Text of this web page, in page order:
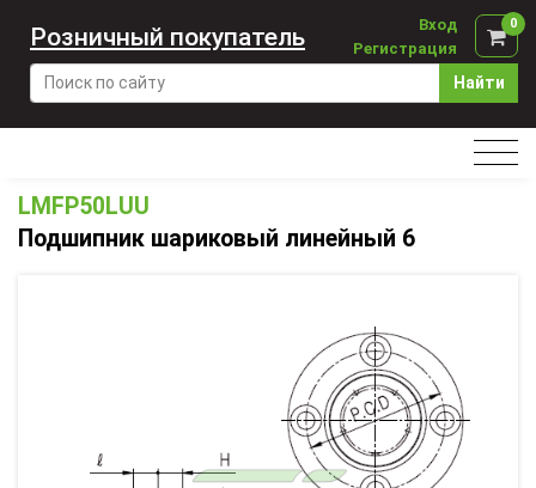
Найти
Вход
Регистрация
0
Розничный покупатель
LMFP50LUU
Подшипник шариковый линейный 6